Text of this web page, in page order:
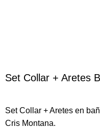
Set Collar + Aretes
Set Collar + Aretes en
Cris Montana.